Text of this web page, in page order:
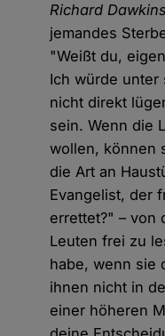
Richard
jemandes
"Weißt du,
Ich würde unter
nicht direkt
sein. Wenn die
wollen, können
die Art an
Evangelist, der
errettet?" – von
Leuten frei zu
habe, wenn sie
ihnen nicht in
einer höheren